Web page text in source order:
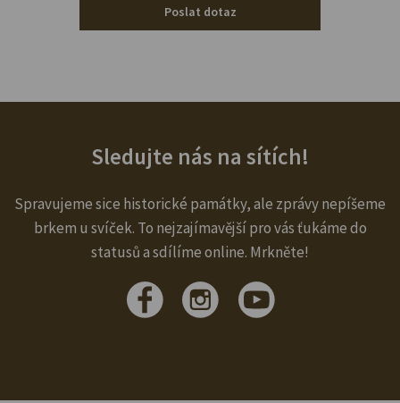
Poslat dotaz
Sledujte nás na sítích!
Spravujeme sice historické památky, ale zprávy nepíšeme
brkem u svíček. To nejzajímavější pro vás ťukáme do
statusů a sdílíme online. Mrkněte!